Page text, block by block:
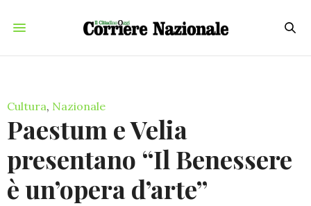
Cultura, Nazionale
Paestum e Velia
presentano “Il Benessere
è un’opera d’arte”